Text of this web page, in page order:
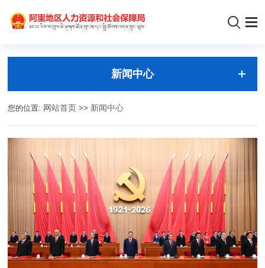
新闻中心
您的位置: 网站首页 >> 新闻中心